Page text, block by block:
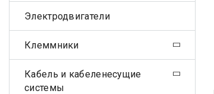
Электродвигатели
Клеммники
Кабель и кабеленесущие
системы